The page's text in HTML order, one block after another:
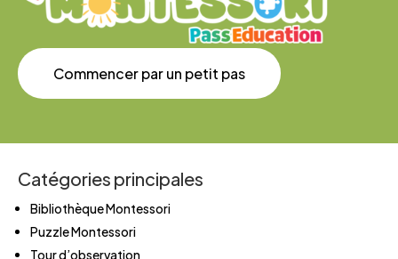
Commencer par un petit pas
Catégories principales
Bibliothèque Montessori
Puzzle Montessori
Tour d’observation